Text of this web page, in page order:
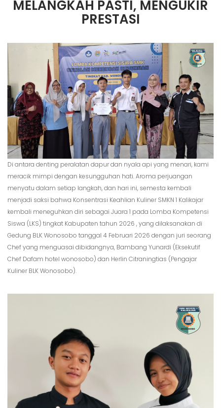
MELANGKAH PASTI, MENGUKIR
PRESTASI
Di antara denting peralatan dapur dan nyala api yang menari, kami
meracik mimpi dengan kesungguhan hati. Aroma perjuangan
menyatu dalam setiap langkah, dan hari ini, semesta kembali
menjadi saksi bahwa Konsentrasi Keahlian Kuliner SMKN 1 Kalikajar
kembali meneguhkan diri sebagai Juara 1 pada Lomba Kompetensi
Siswa (LKS) tingkat Kabupaten tahun 2026 , yang dilaksanakan di
Gedung BLK Wonosobo tanggal 4 Februari 2026 dengan juri seorang
Chef yang menguasai dibidangnya, Bambang Yunardi (Eksekutif
Chef Dafam hotel wonosobo) dan Herlin Citraningtias (Pengajar
Kuliner BLK Wonosobo).